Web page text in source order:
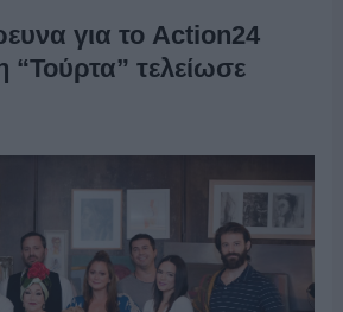
για το Action24
“Τούρτα” τελείωσε